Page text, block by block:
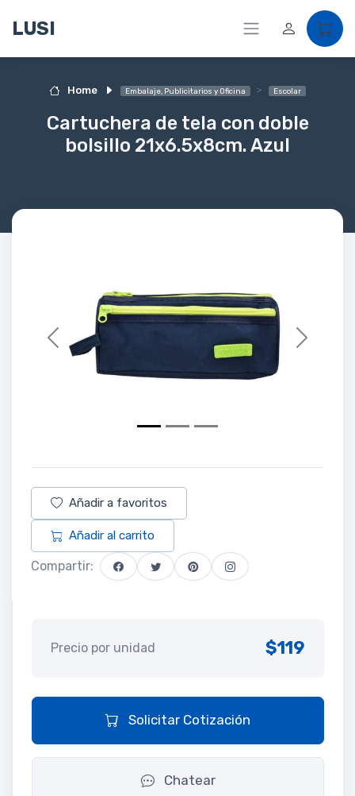
LUSI
Home Embalaje, Publicitarios y Oficina Escolar
Cartuchera de tela con doble
bolsillo 21x6.5x8cm. Azul
Previous Next
Añadir a favoritos
Añadir al carrito
Compartir:
Precio por unidad $119
Solicitar Cotización
Chatear